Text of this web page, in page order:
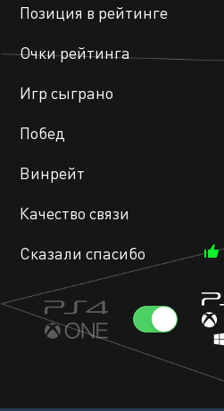
Позиция в рейтинге
Очки рейтинга
Игр сыграно
Побед
Винрейт
Качество связи
Сказали спасибо